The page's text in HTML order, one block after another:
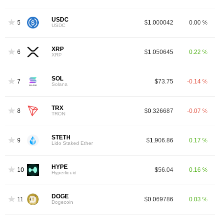
5 USDC
USDC $1.000042 0.00 %
6 XRP
XRP $1.050645 0.22 %
7 SOL
Solana $73.75 -0.14 %
8 TRX
TRON $0.326687 -0.07 %
9 STETH
Lido Staked Ether $1,906.86 0.17 %
10 HYPE
Hyperliquid $56.04 0.16 %
11 DOGE
Dogecoin $0.069786 0.03 %